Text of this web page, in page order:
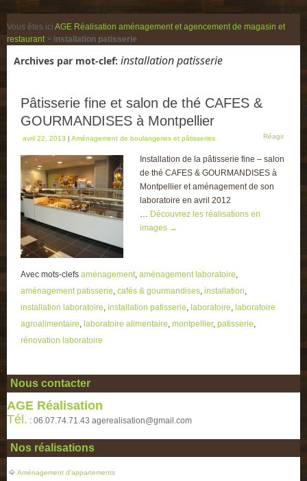
Vous êtes ici AGE Réalisation aménagement et agencement de magasin et
restaurant > installation patisserie
Archives par mot-clef: installation patisserie
Pâtisserie fine et salon de thé CAFES &
GOURMANDISES à Montpellier
avril 22, 2013 | Aménagement de boulangeries et pâtisseries Réagir
Installation de la pâtisserie fine – salon
de thé CAFES & GOURMANDISES à
Montpellier et aménagement de son
laboratoire en avril 2012
… Découvrez les réalisations en
images →
Avec mots-clefs aménagement, aménagement laboratoire,
aménagement patisserie, cafés & gourmandises, installation,
installation laboratoire, installation patisserie, laboratoire, laboratoire
agroalimentaire, laboratoire alimentaire, montpellier, patisserie,
rénovation laboratoire
Nous contacter
AGE Réalisation
Tél. : 06.07.74.71.43 agerealisation@gmail.com
Nos réalisations
Aménagement d'appartements